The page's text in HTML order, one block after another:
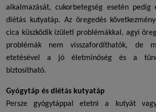
alkalmazását, cukorbetegség esetén pedig
diétás kutyatáp. Az öregedés
cica küszködik ízületi problémákkal, agyi
problémák nem visszafordíthatók, de
etetésével a jó életminőség és a
biztosítható.
Gyógytáp és diétás kutyatáp
Persze gyógytáppal etetni a kutyát